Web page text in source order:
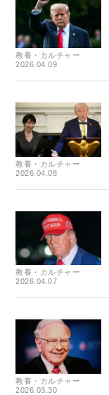
教養・カルチャー
2026.04.09
教養・カルチャー
2026.04.08
教養・カルチャー
2026.04.07
教養・カルチャー
2026.03.30